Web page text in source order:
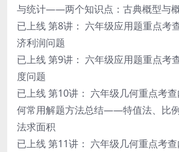
与统计——两个知识点：古典概型与
已上线 第8讲： 六年级应用题重点
济利润问题
已上线 第9讲： 六年级应用题重点
度问题
已上线 第10讲： 六年级几何重点
何常用解题方法总结——特值法、比
法求面积
已上线 第11讲： 六年级几何重点